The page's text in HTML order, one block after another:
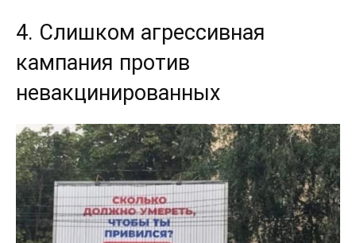
4. Слишком агрессивная
кампания против
невакцинированных